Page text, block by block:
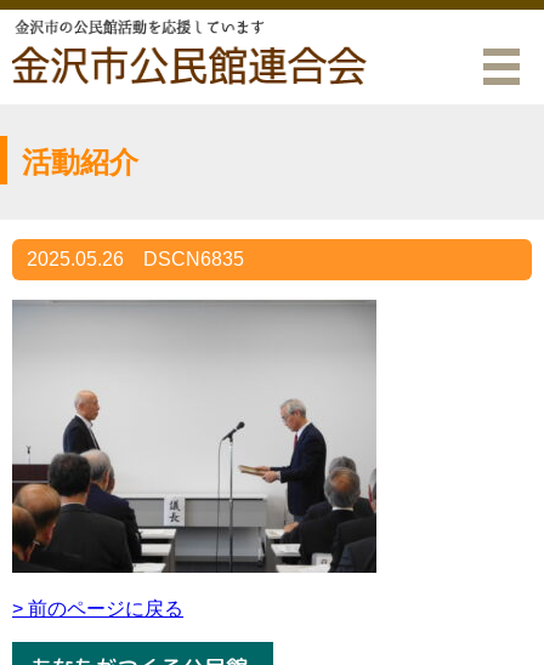
活動紹介
2025.05.26 DSCN6835
> 前のページに戻る